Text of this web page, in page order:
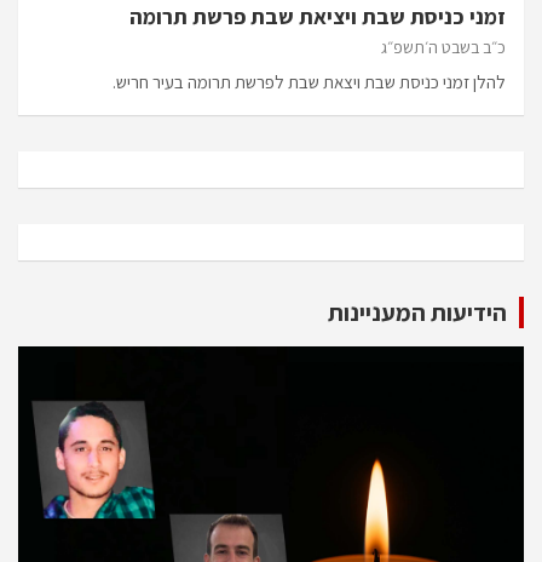
זמני כניסת שבת ויציאת שבת פרשת תרומה
כ״ב בשבט ה׳תשפ״ג
להלן זמני כניסת שבת ויצאת שבת לפרשת תרומה בעיר חריש.
הידיעות המעניינות